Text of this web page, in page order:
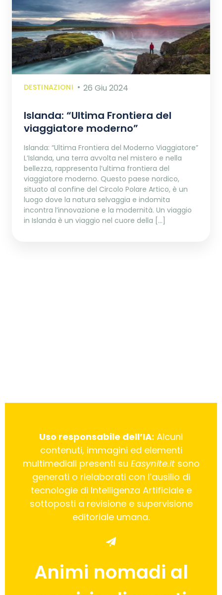
DESTINAZIONI 26 Giu 2024
Islanda: “Ultima Frontiera del
viaggiatore moderno”
Islanda: “Ultima Frontiera del Moderno Viaggiatore”
L’Islanda, una terra avvolta nel mistero e nella
bellezza, rappresenta l’ultima frontiera del
viaggiatore moderno. Questo paese nordico,
situato al confine del Circolo Polare Artico, è un
luogo dove la natura selvaggia e indomita
incontra l’innovazione e la modernità. Un viaggio
in Islanda è un viaggio nel cuore della […]
Uso responsabile dell’IA: Alcuni
contenuti, immagini ed elementi
multimediali presenti su Easynite.itsono
generati o rielaborati con l’ausilio di
tecnologie di Intelligenza Artificiale e
sottoposti a revisione e supervisione
editoriale umana.
Animi nomadi al